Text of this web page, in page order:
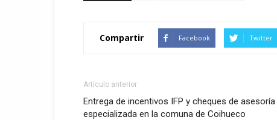
Compartir Facebook Twitter
Artículo anterior
Entrega de incentivos IFP y cheques de asesoría
especializada en la comuna de Coihueco